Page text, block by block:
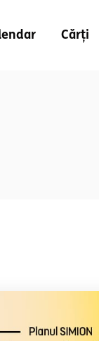
Cărți